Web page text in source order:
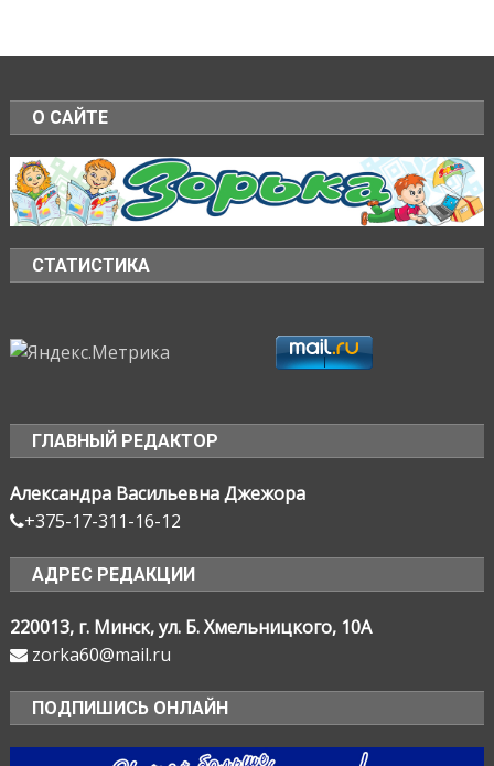
О САЙТЕ
СТАТИСТИКА
ГЛАВНЫЙ РЕДАКТОР
Александра Васильевна Джежора
+375-17-311-16-12
АДРЕС РЕДАКЦИИ
220013, г. Минск, ул. Б. Хмельницкого, 10А
zorka60@mail.ru
ПОДПИШИСЬ ОНЛАЙН